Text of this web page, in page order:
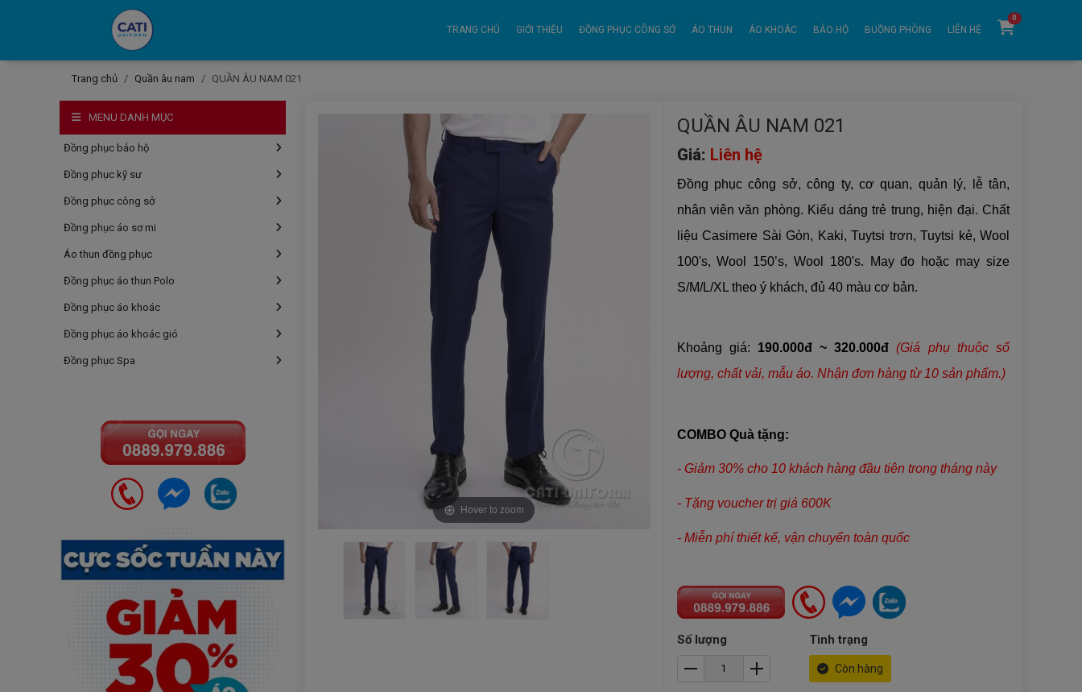
TRANG CHỦ GIỚI THIỆU ĐỒNG PHỤC CÔNG SỞ ÁO THUN ÁO KHOÁC BẢO HỘ BUỒNG PHÒNG LIÊN HỆ
0
Trang chủ Quần âu nam QUẦN ÂU NAM 021
Hover to zoom
QUẦN ÂU NAM 021
Giá: Liên hệ
Đồng phục công sở, công ty, cơ quan, quản lý, lễ tân,
nhân viên văn phòng. Kiểu dáng trẻ trung, hiện đại. Chất
liệu Casimere Sài Gòn, Kaki, Tuytsi trơn, Tuytsi kẻ, Wool
100's, Wool 150’s, Wool 180's. May đo hoặc may size
S/M/L/XL theo ý khách, đủ 40 màu cơ bản.
Khoảng giá: 190.000đ ~ 320.000đ(Giá phụ thuộc số
lượng, chất vải, mẫu áo. Nhận đơn hàng từ 10 sản phẩm.)
COMBO Quà tặng:
- Giảm 30% cho 10 khách hàng đầu tiên trong tháng này
- Tặng voucher trị giá 600K
- Miễn phí thiết kế, vận chuyển toàn quốc
Số lượng Tình trạng
Còn hàng
MENU DANH MỤC
Đồng phục bảo hộ
Đồng phục kỹ sư
Đồng phục công sở
Đồng phục áo sơ mi
Áo thun đồng phục
Đồng phục áo thun Polo
Đồng phục áo khoác
Đồng phục áo khoác gió
Đồng phục Spa